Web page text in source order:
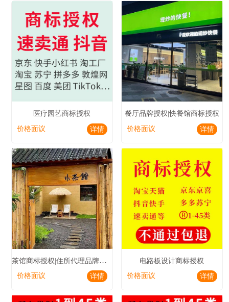
医疗园艺商标授权
价格面议
详情
餐厅品牌授权|快餐馆商标授权
价格面议
详情
茶馆商标授权|住所代理品牌授权|咖啡馆商标授权
价格面议 详情
电路板设计商标授权
价格面议
详情